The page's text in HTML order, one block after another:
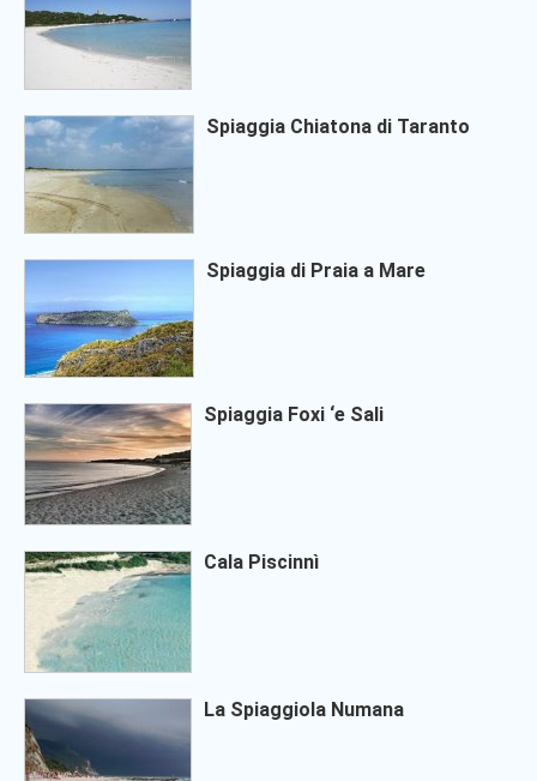
Spiaggia Chiatona di Taranto
Spiaggia di Praia a Mare
Spiaggia Foxi ‘e Sali
Cala Piscinnì
La Spiaggiola Numana